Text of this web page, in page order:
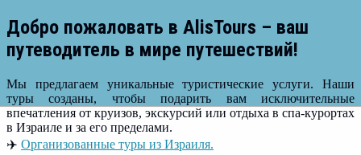
Добро пожаловать в AlisTours – ваш
путеводитель в мире путешествий!
Мы предлагаем уникальные туристические услуги. Наши
туры созданы, чтобы подарить вам исключительные
впечатления от круизов, экскурсий или отдыха в спа-курортах
в Израиле и за его пределами.
✈️ Организованные туры из Израиля.